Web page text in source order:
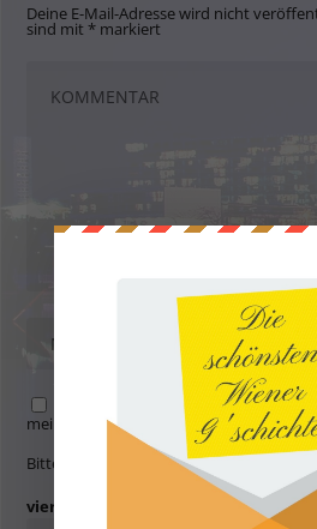
Deine E-Mail-Adresse wird nicht
sind mit* markiert
Name, E-Mail-Adresse und Website
meinen nächsten Kommentar speichern.
Bitte gib eine Antwort in Ziffern ein:
vier + eins =